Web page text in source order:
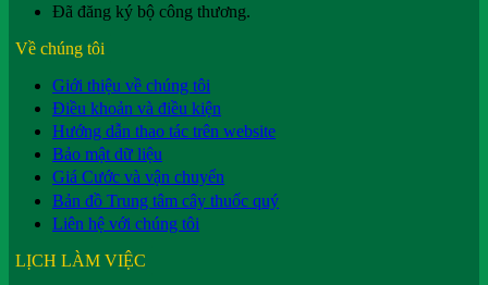
Đã đăng ký bộ công thương.
Về chúng tôi
Giới thiệu về chúng tôi
Điều khoản và điều kiện
Hướng dẫn thao tác trên website
Bảo mật dữ liệu
Giá Cước và vận chuyển
Bản đồ Trung tâm cây thuốc quý
Liên hệ với chúng tôi
LỊCH LÀM VIỆC